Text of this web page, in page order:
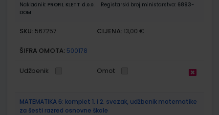
Nakladnik: PROFIL KLETT d.o.o. Registarski broj ministarstva: 6893-
DOM
SKU: 567257 CIJENA: 13,00 €
ŠIFRA OMOTA: 500178
Udžbenik Omot
MATEMATIKA 6; komplet 1. i 2. svezak, udžbenik matematike
za šesti razred osnovne škole